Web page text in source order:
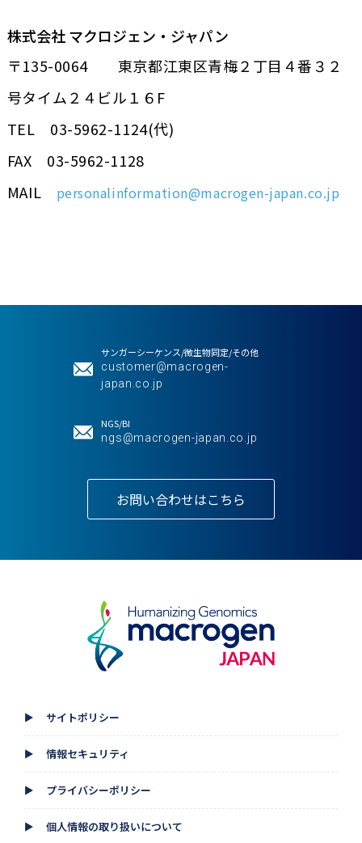
株式会社 マクロジェン・ジャパン
〒135-0064 東京都江東区青梅２丁目４番３２
号タイム２４ビル１６F
TEL 03-5962-1124(代)
FAX 03-5962-1128
MAIL personalinformation@macrogen-japan.co.jp
サンガーシーケンス/微生物同定/その他
customer@macrogen-
japan.co.jp
NGS/BI
ngs@macrogen-japan.co.jp
お問い合わせはこちら
▲ サイトポリシー
▲ 情報セキュリティ
▲ プライバシーポリシー
▲ 個人情報の取り扱いについて